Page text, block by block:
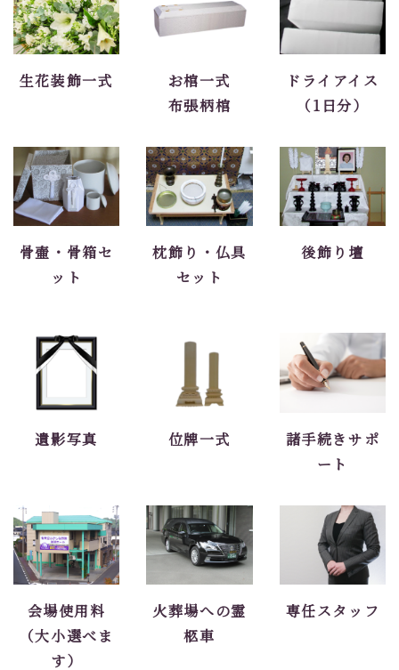
生花装飾一式
お棺一式
布張柄棺
ドライアイス
（1日分）
骨壷・骨箱セ
ット
枕飾り・仏具
セット
後飾り壇
遺影写真 位牌一式
諸手続きサポ
ート
会場使用料
（大小選べま
す）
火葬場への霊
柩車
専任スタッフ